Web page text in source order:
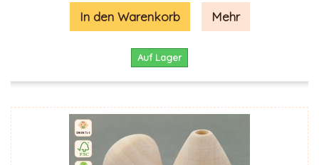
In den Warenkorb Mehr
Auf Lager